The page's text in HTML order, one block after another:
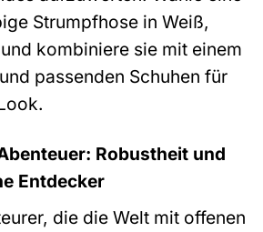
Strumpfhose in Weiß,
kombiniere sie mit einem
passenden Schuhen für
Robustheit und
Entdecker
die die Welt mit offenen